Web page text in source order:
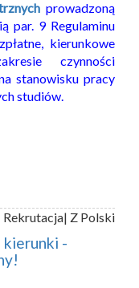
prowadzoną
par. 9 Regulaminu
kierunkowe
czynności
stanowisku pracy
studiów.
Rekrutacja| Z Polski
-